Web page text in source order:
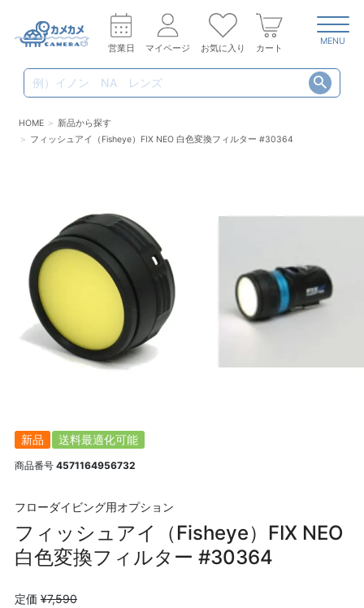
営業日 マイページ お気に入り カート
MENU
HOME
新品から探す
フィッシュアイ（Fisheye）FIX NEO 白色変換フィルター #30364
新品 送料最適化可能
商品番号 4571164956732
フローダイビング用オプション
フィッシュアイ（Fisheye）FIX NEO
白色変換フィルター #30364
定価 ¥7,590